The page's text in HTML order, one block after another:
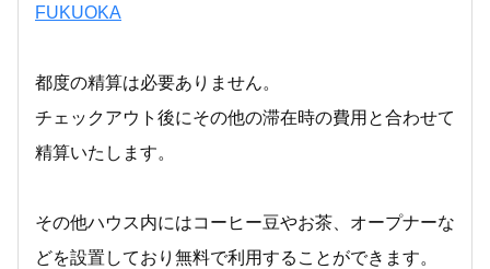
FUKUOKA
都度の精算は必要ありません。
チェックアウト後にその他の滞在時の費用と合わせて
精算いたします。
その他ハウス内にはコーヒー豆やお茶、オープナーな
どを設置しており無料で利用することができます。